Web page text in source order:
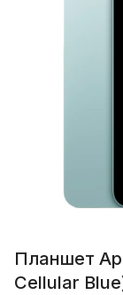
Планшет
Cellular